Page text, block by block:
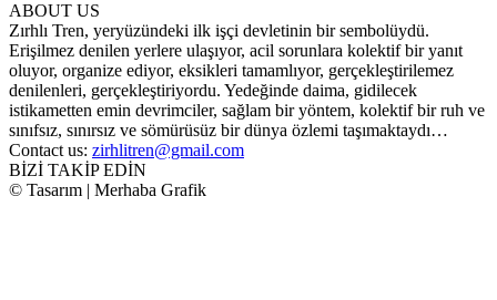
ABOUT US
Zırhlı Tren, yeryüzündeki ilk işçi devletinin bir sembolüydü.
Erişilmez denilen yerlere ulaşıyor, acil sorunlara kolektif bir yanıt
oluyor, organize ediyor, eksikleri tamamlıyor, gerçekleştirilemez
denilenleri, gerçekleştiriyordu. Yedeğinde daima, gidilecek
istikametten emin devrimciler, sağlam bir yöntem, kolektif bir ruh ve
sınıfsız, sınırsız ve sömürüsüz bir dünya özlemi taşımaktaydı…
Contact us: zirhlitren@gmail.com
BİZİ TAKİP EDİN
© Tasarım | Merhaba Grafik